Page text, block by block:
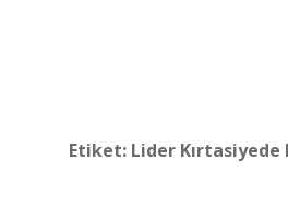
Etiket: Lider